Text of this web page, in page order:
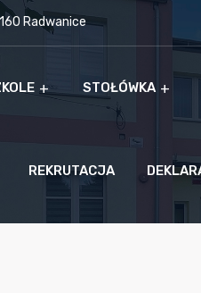
Radwanice
STOŁÓWKA
REKRUTACJA